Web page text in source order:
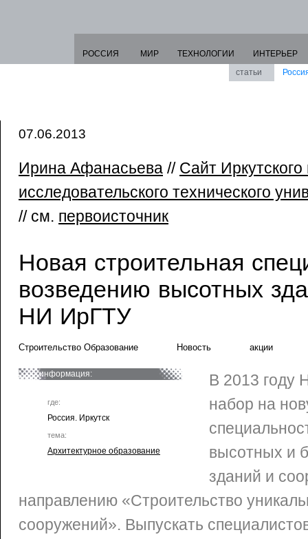
РОССИЯ МИР ТЕХНОЛОГИИ
ИНТЕРЬЕР
статьи
07.06.2013
Ирина Афанасьева // Сайт
исследовательского технического
// см. первоисточник
Новая строительная
возведению высотных
НИ ИрГТУ
Строительство Образование Новость акции
информация:
где:
Россия. Иркутск
тема:
Архитектурное образование
В 2013 году
набор на
высотных и
зданий и
направлению «Строительство
сооружений». Выпускать